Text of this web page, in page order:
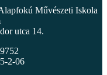
Művészeti Iskola
utca 14.
2-06